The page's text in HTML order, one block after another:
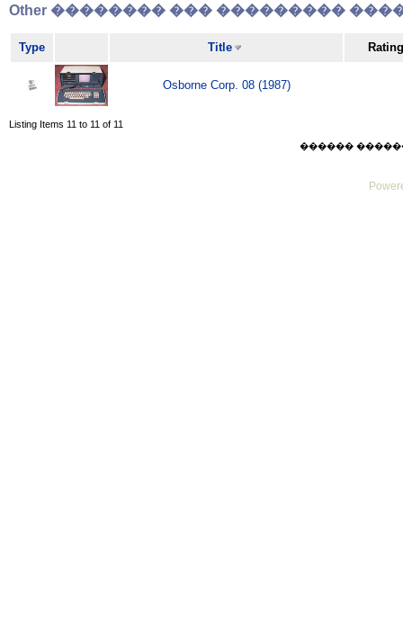
Other �������� ��� ���������
Type Title Rating
Osborne Corp. 08 (1987)
Listing Items 11 to 11 of 11
������ ������